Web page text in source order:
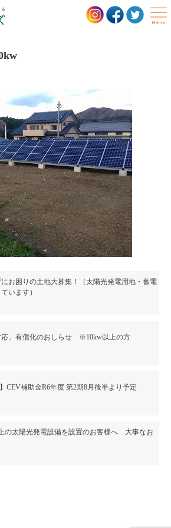
お困りの土地大募集！（太陽光発電用地・蓄電
います）
応」有償化のおしらせ ※10kw以上の方
】CEV補助金R6年度 第2期8月後半より予定
の太陽光発電設備を設置のお客様へ 大事なお
サービス
けサービス
声
経営理念
沿革
メディア
ーズの想い
ッフインタビュー